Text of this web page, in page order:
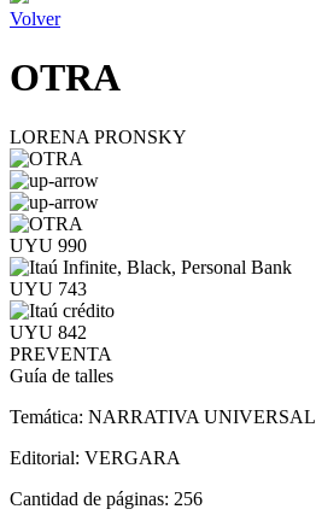
Volver
OTRA
LORENA PRONSKY
UYU 990
UYU 743
UYU 842
PREVENTA
Guía de talles
Temática: NARRATIVA UNIVERSAL
Editorial: VERGARA
Cantidad de páginas: 256